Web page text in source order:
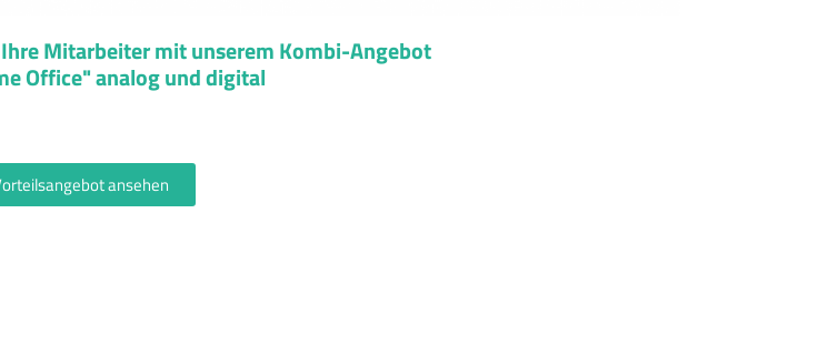
Ihre Mitarbeiter mit unserem Kombi-Angebot
Office" analog und digital
ansehen